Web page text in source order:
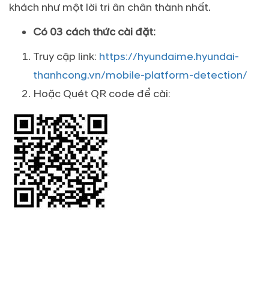
khách như một lời tri ân chân thành nhất.
Có 03 cách thức cài đặt:
Truy cập link: https://hyundaime.hyundai-
thanhcong.vn/mobile-platform-detection/
Hoặc Quét QR code để cài: